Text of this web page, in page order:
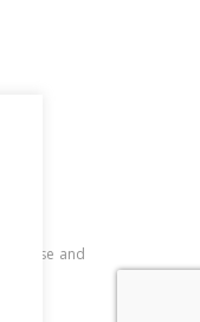
of use and